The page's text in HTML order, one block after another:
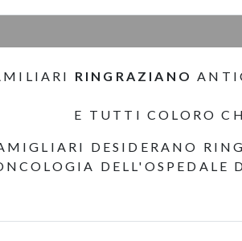
RINGRAZIANO
E TUTTI COLORO
DESIDERANO
DELL'OSPEDALE